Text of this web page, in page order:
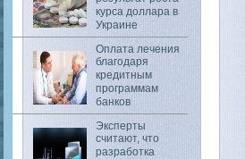
курса доллара в
Украине
Оплата лечения
благодаря
кредитным
программам
банков
Эксперты
считают, что
разработка